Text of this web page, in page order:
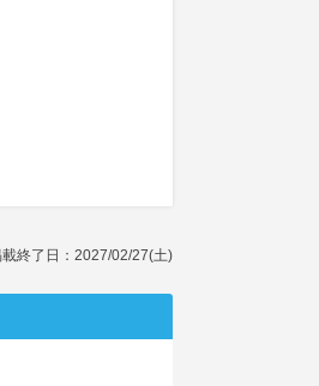
載終了日：2027/02/27(土)